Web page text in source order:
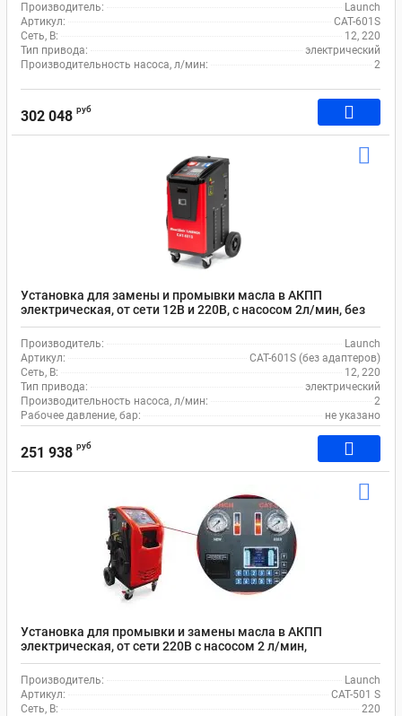
Производитель:
Launch
Артикул:
CAT-601S
Сеть, В:
12, 220
Тип привода:
электрический
Производительность насоса, л/мин:
2
302 048 руб
Установка для замены и промывки масла в АКПП
электрическая, от сети 12В и 220В, с насосом 2л/мин, без
комплекта адаптеров Launch CAT-601S
Производитель:
Launch
Артикул:
CAT-601S (без адаптеров)
Сеть, В:
12, 220
Тип привода:
электрический
Производительность насоса, л/мин:
2
Рабочее давление, бар:
не указано
251 938 руб
Установка для промывки и замены масла в АКПП
электрическая, от сети 220В с насосом 2 л/мин,
манометром до 15 бар, дисплеем Launch CAT-501 S
Производитель:
Launch
Артикул:
CAT-501 S
Сеть, В:
220